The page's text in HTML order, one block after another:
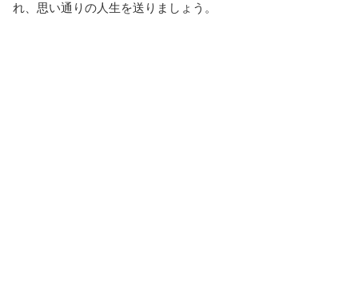
れ、思い通りの人生を送りましょう。